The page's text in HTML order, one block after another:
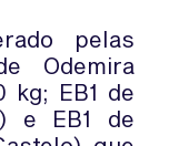
pelas
Odemira
kg; EB1 de
e EB1 de